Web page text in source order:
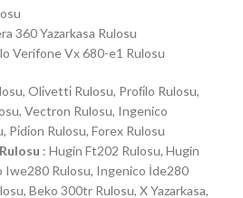
360 Yazarkasa Rulosu
Verifone Vx 680-e1 Rulosu
Oli̇vetti̇ Rulosu, Profi̇lo Rulosu,
Vectron Rulosu, Ingenico
Pi̇di̇on Rulosu, Forex Rulosu
: Hugin Ft202 Rulosu, Hugin
Iwe280 Rulosu, Ingenico İde280
Beko 300tr Rulosu, X Yazarkasa,